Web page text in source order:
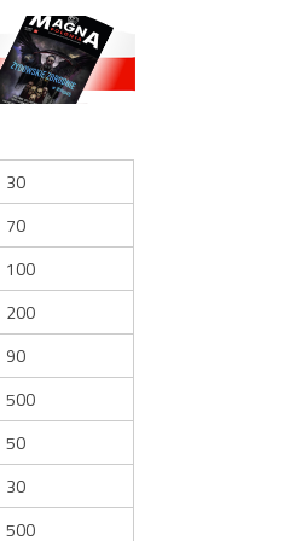
30
70
100
200
90
500
50
30
500